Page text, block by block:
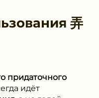
弄
придаточного
идёт